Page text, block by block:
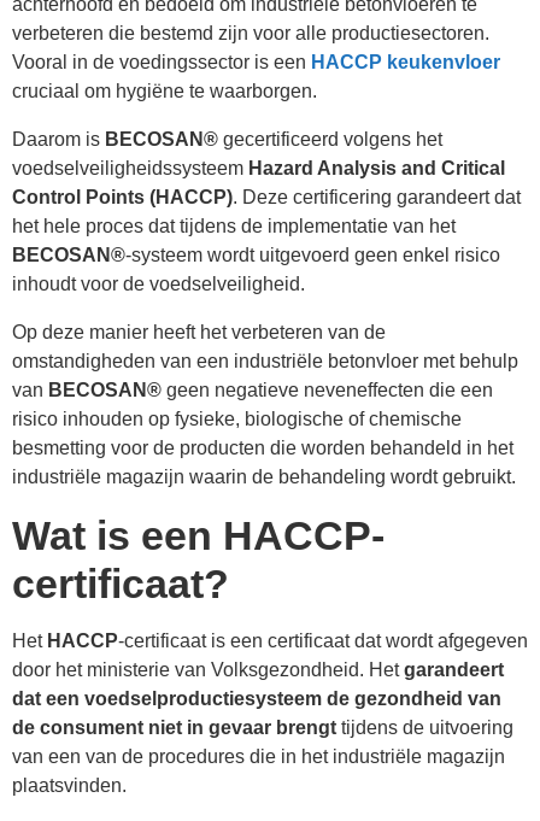
verbeteren die bestemd zijn voor alle productiesectoren.
Vooral in de voedingssector is een HACCP keukenvloer
cruciaal om hygiëne te waarborgen.
Daarom is BECOSAN® gecertificeerd volgens het
voedselveiligheidssysteem Hazard Analysis and Critical
Control Points (HACCP). Deze certificering garandeert dat
het hele proces dat tijdens de implementatie van het
BECOSAN®-systeem wordt uitgevoerd geen enkel risico
inhoudt voor de voedselveiligheid.
Op deze manier heeft het verbeteren van de
omstandigheden van een industriële betonvloer met behulp
van BECOSAN® geen negatieve neveneffecten die een
risico inhouden op fysieke, biologische of chemische
besmetting voor de producten die worden behandeld in het
industriële magazijn waarin de behandeling wordt gebruikt.
Wat is een HACCP-
certificaat?
Het HACCP-certificaat is een certificaat dat wordt afgegeven
door het ministerie van Volksgezondheid. Hetgarandeert
dat een voedselproductiesysteem de gezondheid van
de consument niet in gevaar brengt tijdens de uitvoering
van een van de procedures die in het industriële magazijn
plaatsvinden.